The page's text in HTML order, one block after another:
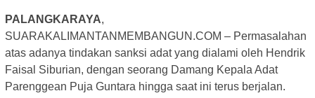
PALANGKARAYA,
SUARAKALIMANTANMEMBANGUN.COM – Permasalahan
atas adanya tindakan sanksi adat yang dialami oleh Hendrik
Faisal Siburian, dengan seorang Damang Kepala Adat
Parenggean Puja Guntara hingga saat ini terus berjalan.